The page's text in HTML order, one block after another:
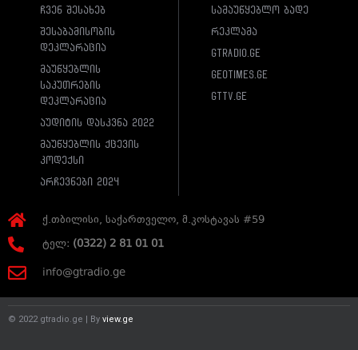
ჩვენ შესახებ
შესაბამისობის
დეკლარაცია
მაუწყებლის
საკუთრების
დეკლარაცია
აუდიტის დასკვნა 2022
მაუწყებლის ქცევის
კოდექსი
არჩევნები 2024
სამაუწყებლო ბადე
რეკლამა
gtradio.ge
geotimes.ge
gttv.ge
ქ.თბილისი, საქართველო, მ.კოსტავას #59
ტელ: (0322) 2 81 01 01
info@gtradio.ge
© 2022 gtradio.ge | By view.ge